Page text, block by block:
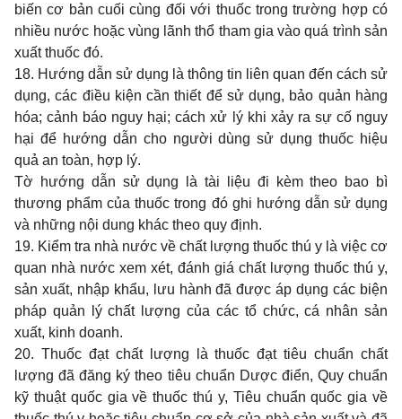
biến cơ bản cuối cùng đối với thuốc trong trường hợp có
nhiều nước hoặc vùng lãnh thổ tham gia vào quá trình sản
xuất thuốc đó.
18. Hướng dẫn sử dụng là thông tin liên quan đến cách sử
dụng, các điều kiện cần thiết để sử dụng, bảo quản hàng
hóa; cảnh báo nguy hại; cách xử lý khi xảy ra sự cố nguy
hại để hướng dẫn cho người dùng sử dụng thuốc hiệu
quả an toàn, hợp lý.
Tờ hướng dẫn sử dụng là tài liệu đi kèm theo bao bì
thương phẩm của thuốc trong đó ghi hướng dẫn sử dụng
và những nội dung khác theo quy định.
19. Kiểm tra nhà nước về chất lượng thuốc thú y là việc cơ
quan nhà nước xem xét, đánh giá chất lượng thuốc thú y,
sản xuất, nhập khẩu, lưu hành đã được áp dụng các biện
pháp quản lý chất lượng của các tổ chức, cá nhân sản
xuất, kinh doanh.
20. Thuốc đạt chất lượng là thuốc đạt tiêu chuẩn chất
lượng đã đăng ký theo tiêu chuẩn Dược điển, Quy chuẩn
kỹ thuật quốc gia về thuốc thú y, Tiêu chuẩn quốc gia về